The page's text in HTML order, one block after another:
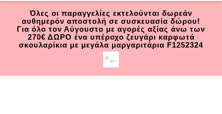
Όλες οι παραγγελίες εκτελούνται δωρεάν
αυθημερόν αποστολή σε συσκευασία δώρου!
Για όλο τον Αύγουστο με αγορές αξίας άνω των
270€ ΔΩΡΟ ένα υπέροχο ζευγάρι καρφωτά
σκουλαρίκια με μεγάλα μαργαριτάρια F1252324